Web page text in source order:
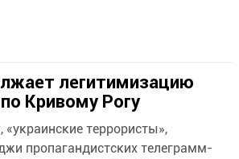
легитимизацию
Кривому Рогу
террористы»,
пропагандистских телеграмм-